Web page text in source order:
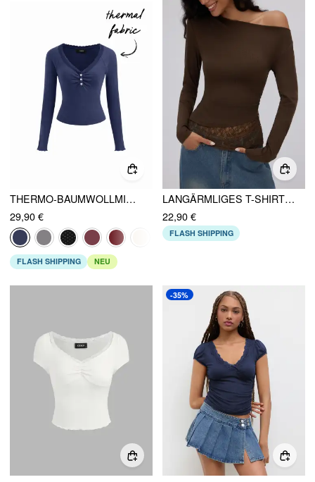
THERMO-BAUMWOLLMISCHUNG V-AUSSCHNITT LANGARMSHIRT MIT SPITZENBESATZ UND GERAFFTER OPTIK
29,90 €
FLASH SHIPPING NEU
LANGÄRMLIGES T-SHIRT MIT ASYMMETISCHEM HALSRAND, KONTRASTIERENDEM SPITZE UND RÜSCHEN
22,90 €
FLASH SHIPPING
-35%